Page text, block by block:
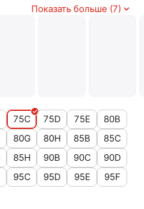
Показать больше (7)
75C 75D 75E
80B
80G 80H 85B
85C
85H 90B 90C
90D
95C 95D 95E
95F